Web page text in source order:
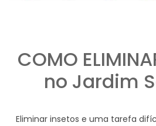
COMO
no Jardim
Eliminar insetos e uma tarefa